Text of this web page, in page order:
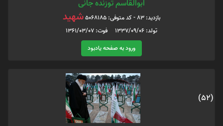
ابوالقاسم توزنده جانی
بازدید: 83 - کد متوفی: 5068185 شهید
تولد: 1337/09/06 فوت: 1361/03/07
ورود به صفحه یادبود
(52)